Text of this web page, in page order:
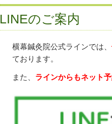
LINEのご案内
横幕鍼灸院公式ラインでは、
ております。
また、 ラインからもネット